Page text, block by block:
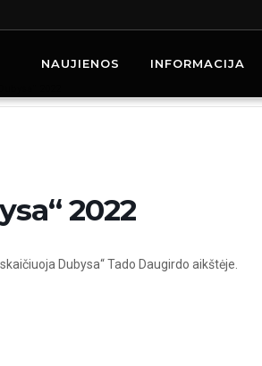
NAUJIENOS INFORMACIJA
2022
Dubysa“ Tado Daugirdo aikštėje.